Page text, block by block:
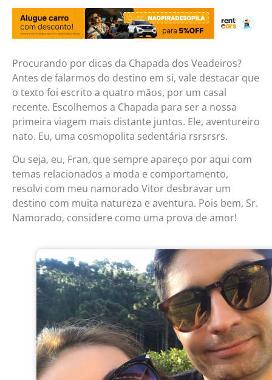
Procurando por dicas da Chapada dos Veadeiros?
Antes de falarmos do destino em si, vale destacar que
o texto foi escrito a quatro mãos, por um casal
recente. Escolhemos a Chapada para ser a nossa
primeira viagem mais distante juntos. Ele, aventureiro
nato. Eu, uma cosmopolita sedentária rsrsrsrs.
Ou seja, eu, Fran, que sempre apareço por aqui com
temas relacionados a moda e comportamento,
resolvi com meu namorado Vitor desbravar um
destino com muita natureza e aventura. Pois bem, Sr.
Namorado, considere como uma prova de amor!